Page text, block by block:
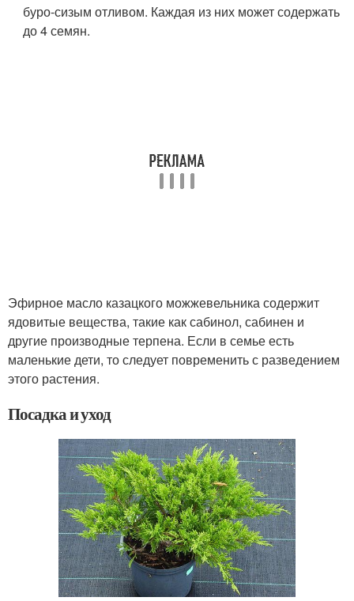
буро-сизым отливом. Каждая из них может содержать
до 4 семян.
Эфирное масло казацкого можжевельника содержит
ядовитые вещества, такие как сабинол, сабинен и
другие производные терпена. Если в семье есть
маленькие дети, то следует повременить с разведением
этого растения.
Посадка и уход